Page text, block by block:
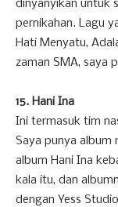
dinyanyikan untuk
pernikahan. Lagu
Hati Menyatu,
zaman SMA, saya
15. Hani Ina
Ini termasuk tim
Saya punya album
album Hani Ina
kala itu, dan
dengan Yess